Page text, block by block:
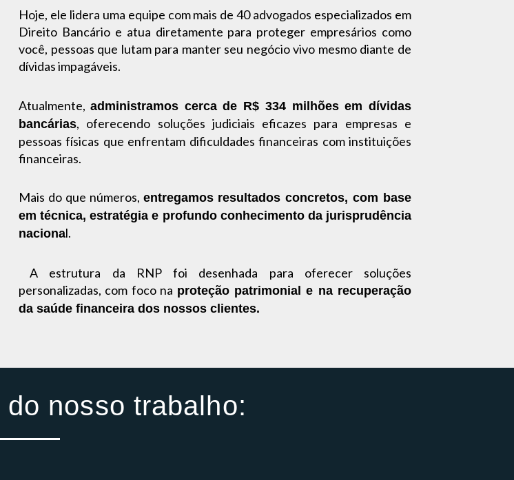
Hoje, ele lidera uma equipe com mais de 40 advogados especializados em
Direito Bancário e atua diretamente para proteger empresários como
você, pessoas que lutam para manter seu negócio vivo mesmo diante de
dívidas impagáveis.
Atualmente, administramos cerca de R$ 334 milhões em dívidas
bancárias, oferecendo soluções judiciais eficazes para empresas e
pessoas físicas que enfrentam dificuldades financeiras com instituições
financeiras.
Mais do que números, entregamos resultados concretos, com base
em técnica, estratégia e profundo conhecimento da jurisprudência
nacional.
A estrutura da RNP foi desenhada para oferecer soluções
personalizadas, com foco na proteção patrimonial e na recuperação
da saúde financeira dos nossos clientes.
nosso trabalho: